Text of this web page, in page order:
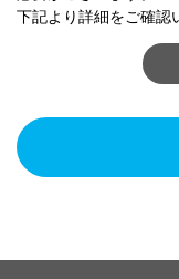
下記より詳細をご確認